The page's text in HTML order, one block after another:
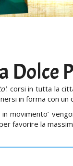
Dolce
: corsi in tutta la
in forma con un
in movimento’
favorire la